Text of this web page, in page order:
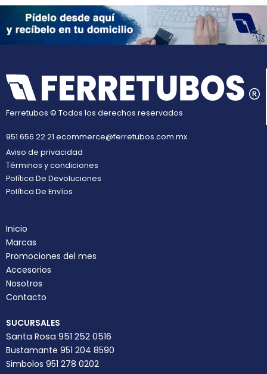
Ferretubos © Todos los derechos reservados
951 656 22 21 ecommerce@ferretubos.com.mx
Aviso de privacidad
Términos y condiciones
Política De Devoluciones
Política De Envíos
Inicio
Marcas
Promociones del mes
Accesorios
Nosotros
Contacto
SUCURSALES
Santa Rosa 951 252 0516
Bustamante 951 204 8590
Simbolos 951 278 0202